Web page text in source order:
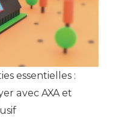
essentielles :
avec AXA et